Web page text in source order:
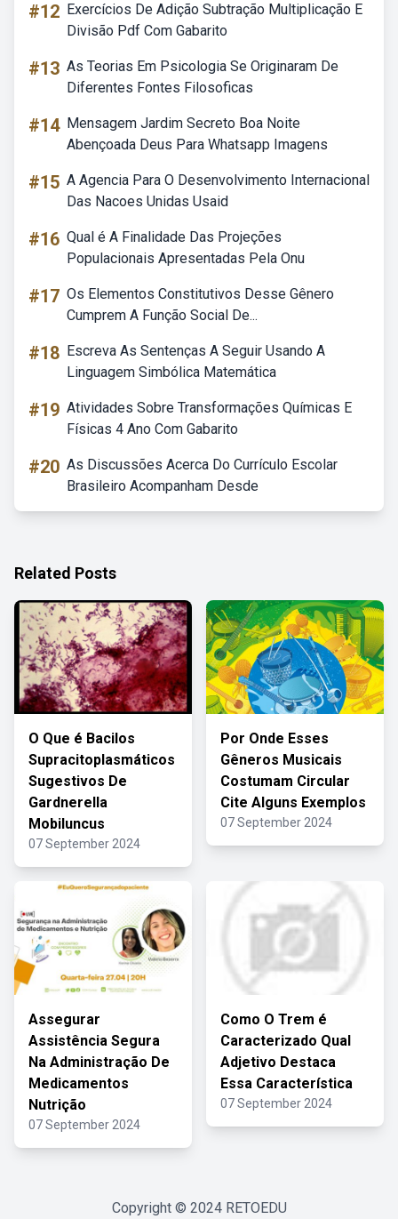
#12 Exercícios De Adição Subtração Multiplicação E
Divisão Pdf Com Gabarito
#13 As Teorias Em Psicologia Se Originaram De
Diferentes Fontes Filosoficas
#14 Mensagem Jardim Secreto Boa Noite
Abençoada Deus Para Whatsapp Imagens
#15 A Agencia Para O Desenvolvimento Internacional
Das Nacoes Unidas Usaid
#16 Qual é A Finalidade Das Projeções
Populacionais Apresentadas Pela Onu
#17 Os Elementos Constitutivos Desse Gênero
Cumprem A Função Social De...
#18 Escreva As Sentenças A Seguir Usando A
Linguagem Simbólica Matemática
#19 Atividades Sobre Transformações Químicas E
Físicas 4 Ano Com Gabarito
#20 As Discussões Acerca Do Currículo Escolar
Brasileiro Acompanham Desde
Related Posts
O Que é Bacilos
Supracitoplasmáticos
Sugestivos De
Gardnerella
Mobiluncus
07 September 2024
Por Onde Esses
Gêneros Musicais
Costumam Circular
Cite Alguns Exemplos
07 September 2024
Assegurar
Assistência Segura
Na Administração De
Medicamentos
Nutrição
07 September 2024
Como O Trem é
Caracterizado Qual
Adjetivo Destaca
Essa Característica
07 September 2024
Copyright © 2024 RETOEDU